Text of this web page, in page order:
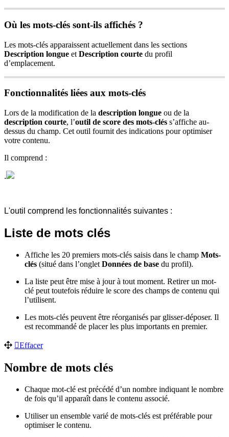
Où les mots-clés sont-ils affichés ?
Les mots-clés apparaissent actuellement dans les sections
Description longue et Description courte du profil
d’emplacement.
Fonctionnalités liées aux mots-clés
Lors de la modification de la description longue ou de la
description courte, l’outil de score des mots-clés s’affiche au-
dessus du champ. Cet outil fournit des indications pour optimiser
votre contenu.
Il comprend :
.
L'outil comprend les fonctionnalités suivantes :
Liste de mots clés
Affiche les 20 premiers mots-clés saisis dans le champ Mots-
clés (situé dans l’onglet Données de base du profil).
La liste peut être mise à jour à tout moment. Retirer un mot-
clé peut toutefois réduire le score des champs de contenu qui
l’utilisent.
Les mots-clés peuvent être réorganisés par glisser-déposer. Il
est recommandé de placer les plus importants en premier.
Effacer
Nombre de mots clés
Chaque mot-clé est précédé d’un nombre indiquant le nombre
de fois qu’il apparaît dans le contenu associé.
Utiliser un ensemble varié de mots-clés est préférable pour
optimiser le contenu.